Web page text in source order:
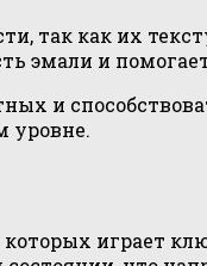
так как их
эмали и
и
уровне.
играет